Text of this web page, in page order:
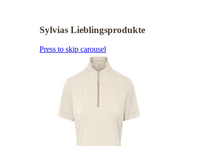
Sylvias Lieblingsprodukte
Press to skip carousel